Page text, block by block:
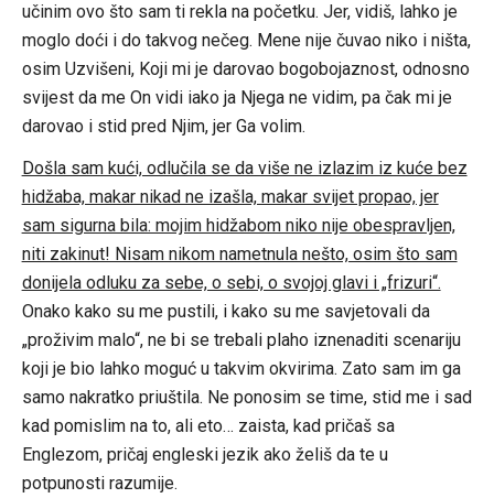
učinim ovo što sam ti rekla na početku. Jer, vidiš, lahko je
moglo doći i do takvog nečeg. Mene nije čuvao niko i ništa,
osim Uzvišeni, Koji mi je darovao bogobojaznost, odnosno
svijest da me On vidi iako ja Njega ne vidim, pa čak mi je
darovao i stid pred Njim, jer Ga volim.
Došla sam kući, odlučila se da više ne izlazim iz kuće bez
hidžaba, makar nikad ne izašla, makar svijet propao, jer
sam sigurna bila: mojim hidžabom niko nije obespravljen,
niti zakinut! Nisam nikom nametnula nešto, osim što sam
donijela odluku za sebe, o sebi, o svojoj glavi i „frizuri“.
Onako kako su me pustili, i kako su me savjetovali da
„proživim malo“, ne bi se trebali plaho iznenaditi scenariju
koji je bio lahko moguć u takvim okvirima. Zato sam im ga
samo nakratko priuštila. Ne ponosim se time, stid me i sad
kad pomislim na to, ali eto… zaista, kad pričaš sa
Englezom, pričaj engleski jezik ako želiš da te u
potpunosti razumije.